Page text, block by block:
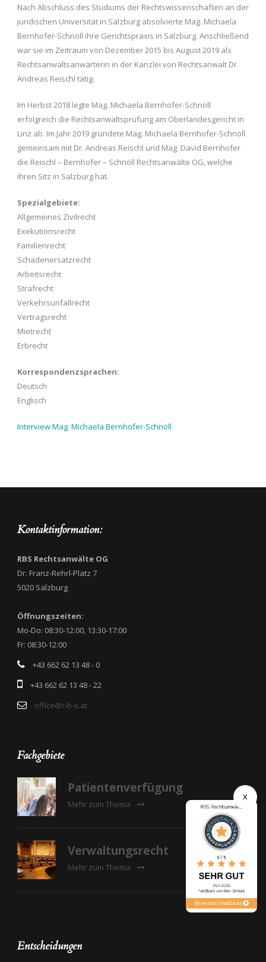
x
Nach Abschluss des Studiums der Rechtswissenschaften an der
juridischen Universität in Salzburg absolvierte Mag. Michaela
Bernhofer-Schnöll ihre Gerichtspraxis in Salzburg. Anschließend
war sie im Zeitraum von Dezember 2015 bis August 2019 als
Rechtsanwaltsanwärterin in der Kanzlei von Rechtsanwalt Dr.
Andreas Reischl tätig.
Im Herbst 2018 legte Mag. Michaela Bernhofer-Schnöll
erfolgreich die Rechtsanwaltsprüfung am Oberlandesgericht in
Linz ab. Im Jahr 2019 gründete Mag. Michaela Bernhofer-Schnöll
gemeinsam mit Dr. Andreas Reischl und Mag. David Bernhofer
die Reischl – Bernhofer – Schnöll Rechtsanwälte OG, welche
ihren Sitz in Salzburg hat.
Spezialgebiete:
Allgemeines Zivilrecht
Exekutionsrecht
Familienrecht
Schadenersatzrecht
Arbeitsrecht
Strafrecht
Verkehrsunfallrecht
Vertragsrecht
Mietrecht
Erbrecht
Korrespondenzsprachen:
Deutsch
Englisch
Interview Mag. Michaela Bernhofer-Schnöll
Kontaktinformation:
RBS Rechtsanwälte OG
Dr. Franz-Rehrl-Platz 7
5020 Salzburg
Öffnungszeiten:
Mo-Do: 08:30-12:00, 13:30-17:00
Fr: 08:30-12:00
+43 662 62 13 48 - 0
+43 662 62 13 48 - 22
office@r-b-s.at
Fachgebiete
Patientenverfügung
Mehr zum Thema
Verwaltungsrecht
Mehr zum Thema
Entscheidungen